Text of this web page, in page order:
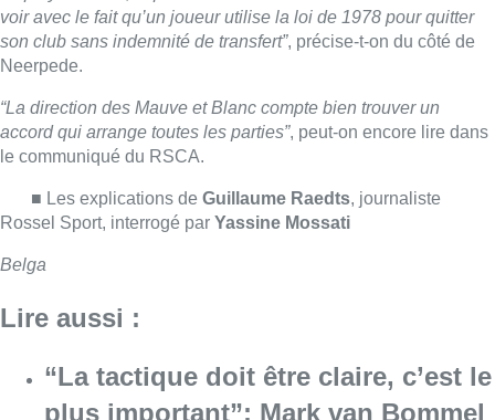
Lire aussi :
“La tactique doit être claire, c’est le
plus important”: Mark van Bommel
dévoile sa philosophie pour les
Diables rouges